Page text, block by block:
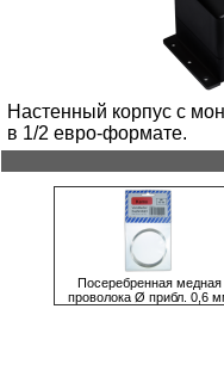
Настенный корпус с
в 1/2 евро-формате.
Посеребренная медная
проволока Ø прибл. 0,6